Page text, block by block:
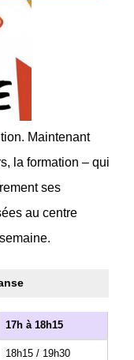
Maintenant
la formation – qui
ses
au centre
17h à 18h15
18h15 / 19h30